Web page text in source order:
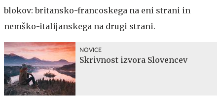
blokov: britansko-francoskega na eni strani in
nemško-italijanskega na drugi strani.
NOVICE
Skrivnost izvora Slovencev